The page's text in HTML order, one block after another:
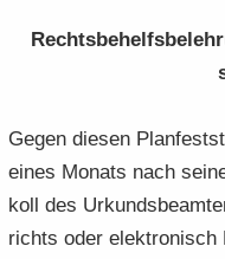
Gegen die­sen
eines Mo­nats nach
koll des
richts oder elek­tro­nisch